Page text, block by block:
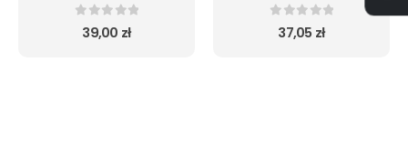
0out of 5
39,00 zł out of 5
37,05 zł